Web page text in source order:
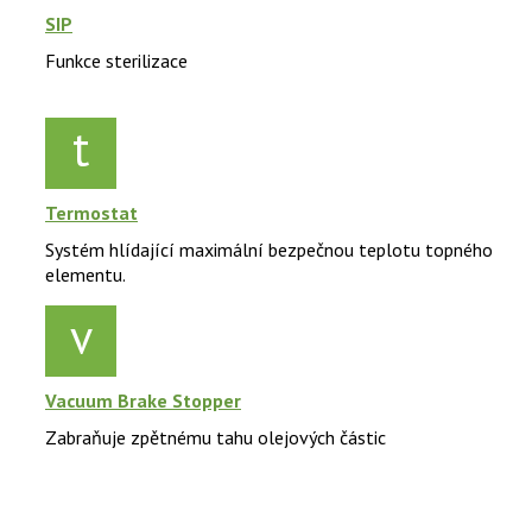
SIP
Funkce sterilizace
t
Termostat
Systém hlídající maximální bezpečnou teplotu topného
elementu.
v
Vacuum Brake Stopper
Zabraňuje zpětnému tahu olejových částic